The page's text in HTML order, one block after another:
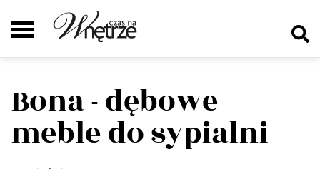
Bona - dębowe
meble do sypialni